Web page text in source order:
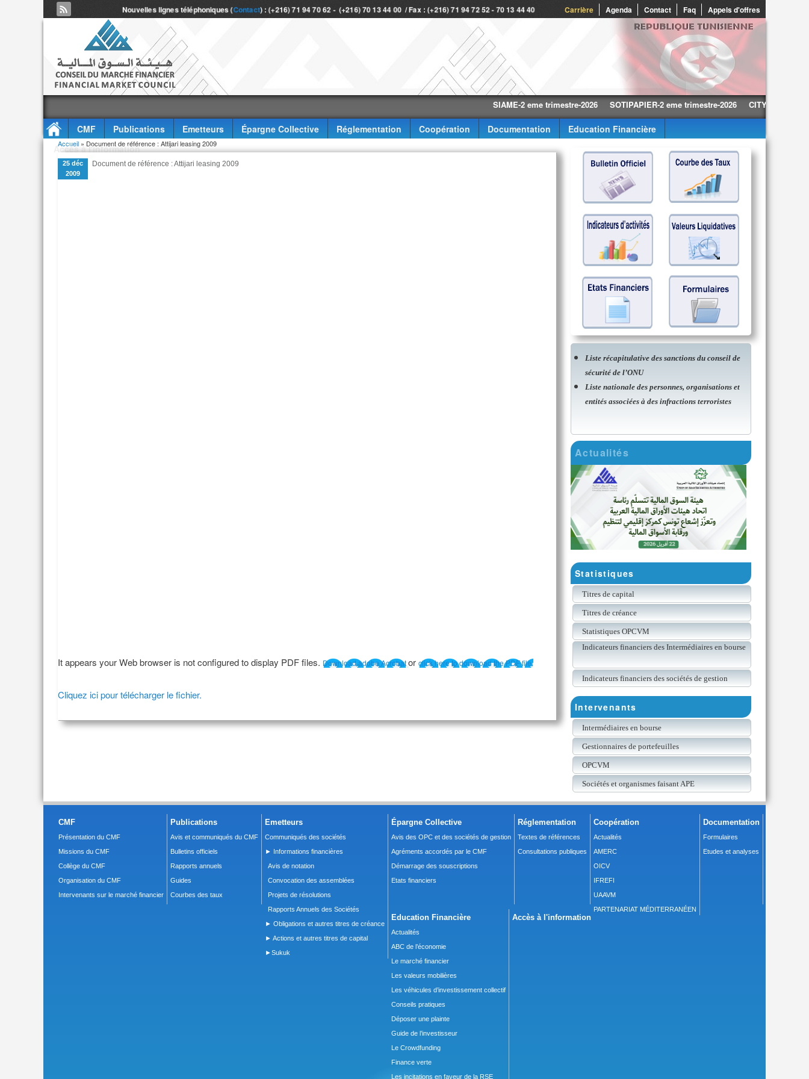
Carrière Agenda Contact Faq Appels d'offres
Nouvelles lignes téléphoniques (Contact) : (+216) 71 94 70 62 - (+216) 70 13 44 00 / Fax : (+216) 71 94 72 52 - 70 13 44 40
SIAME-2 eme trimestre-2026 SOTIPAPIER-2 eme trimestre-2026 CITY CARS-2 eme
CMF Publications Emetteurs Épargne Collective Réglementation Coopération Documentation
Education Financière
Accès à l'information
Vous êtes ici
Accueil » Document de référence : Attijari leasing 2009
25 déc
2009
Document de référence : Attijari leasing 2009
It appears your Web browser is not configured to display PDF files. Download adobe Acrobator click here to download the PDF file.
Cliquez ici pour télécharger le fichier.
Liste récapitulative des sanctions du conseil de
sécurité de l’ONU
Liste nationale des personnes, organisations et
entités associées à des infractions terroristes
Actualités
Statistiques
Titres de capital
Titres de créance
Statistiques OPCVM
Indicateurs financiers des Intermédiaires en bourse
Indicateurs financiers des sociétés de gestion
Intervenants
Intermédiaires en bourse
Gestionnaires de portefeuilles
OPCVM
Sociétés et organismes faisant APE
CMF
Présentation du CMF
Missions du CMF
Collège du CMF
Organisation du CMF
Intervenants sur le marché financier
Publications
Avis et communiqués du CMF
Bulletins officiels
Rapports annuels
Guides
Courbes des taux
Emetteurs
Communiqués des sociétés
► Informations financières
Avis de notation
Convocation des assemblées
Projets de résolutions
Rapports Annuels des Sociétés
► Obligations et autres titres de créance
► Actions et autres titres de capital
►Sukuk
Épargne Collective
Avis des OPC et des sociétés de gestion
Agréments accordés par le CMF
Démarrage des souscriptions
Etats financiers
Réglementation
Textes de références
Consultations publiques
Coopération
Actualités
AMERC
OICV
IFREFI
UAAVM
PARTENARIAT MÉDITERRANÉEN
Documentation
Formulaires
Etudes et analyses
Education Financière
Actualités
ABC de l’économie
Le marché financier
Les valeurs mobilières
Les véhicules d’investissement collectif
Conseils pratiques
Déposer une plainte
Guide de l’investisseur
Le Crowdfunding
Finance verte
Les incitations en faveur de la RSE
Accès à l'information